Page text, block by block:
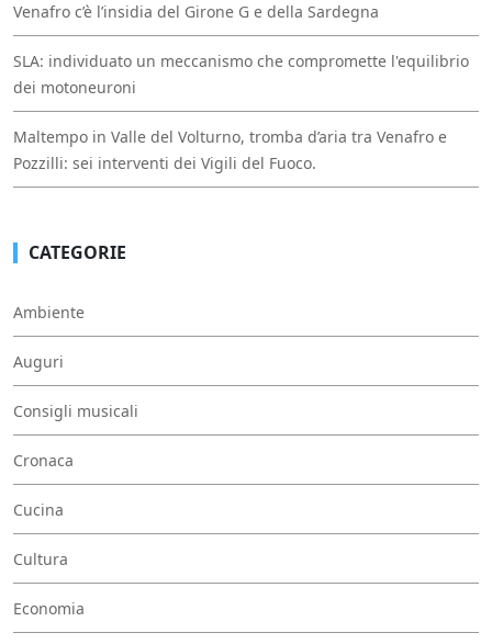
Venafro c’è l’insidia del Girone G e della Sardegna
SLA: individuato un meccanismo che compromette l'equilibrio
dei motoneuroni
Maltempo in Valle del Volturno, tromba d’aria tra Venafro e
Pozzilli: sei interventi dei Vigili del Fuoco.
CATEGORIE
Ambiente
Auguri
Consigli musicali
Cronaca
Cucina
Cultura
Economia